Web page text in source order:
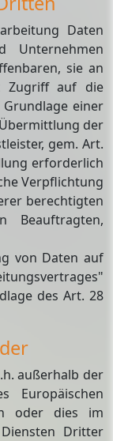
Daten
Unternehmen
sie an
Zugriff auf die
einer
der
gem. Art.
erforderlich
Verpflichtung
berechtigten
Beauftragten,
von Daten auf
des Art. 28
außerhalb der
Europäischen
oder dies im
Dritter